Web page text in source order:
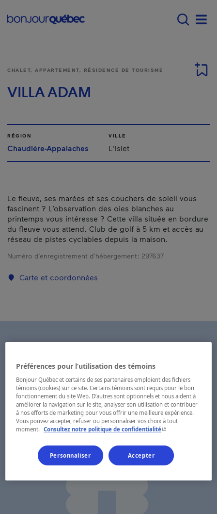
Main navigation -
CHALET, APPARTEMENT, RÉSIDENCE DE TOURISME
VILLA ADAM
RÉGION
Chaudière-Appalaches
VILLE
L'Islet
Le fleuve, ses marées et ses couchers de soleil vous
fascinent ? L’observation des oies blanches au
printemps vous intéresse ? Cette villa située en bordure
du fleuve vous attend. Club de golf à 5 km et accès au
réseau de pistes cyclables depuis la maison.
Numéro d’enregistrement d’hébergement : 297637
Carte et coordonnées
Préférences pour l’utilisation des témoins
Bonjour Québec et certains de ses partenaires emploient des fichiers
témoins (cookies) sur ce site. Certains témoins sont requis pour le bon
fonctionnement du site Web. D’autres sont optionnels et nous aident à
améliorer la navigation sur le site, analyser son utilisation et contribuer
à nos efforts de marketing pour vous offrir une meilleure expérience.
Vous pouvez accepter, refuser ou personnaliser vos choix à tout
moment. Consultez notre politique de confidentialité- Cet hyperlien
Personnaliser Accepter